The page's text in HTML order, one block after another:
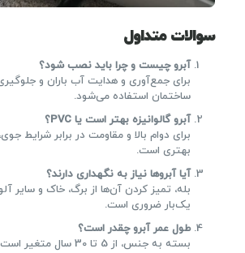
سوالات متداول
آبرو چیست و چرا باید نصب شود؟
برای جمع‌آوری و هدایت آب باران و
ساختمان استفاده می‌شود.
آبرو گالوانیزه بهتر است یا PVC؟
برای دوام بالا و مقاومت در برابر شرایط
بهتری است.
آیا آبروها نیاز به نگهداری دارند؟
بله، تمیز کردن آن‌ها از برگ، خاک و سایر
یک‌بار ضروری است.
طول عمر آبرو چقدر است؟
بسته به جنس، از 5 تا 30 سال متغیر است.